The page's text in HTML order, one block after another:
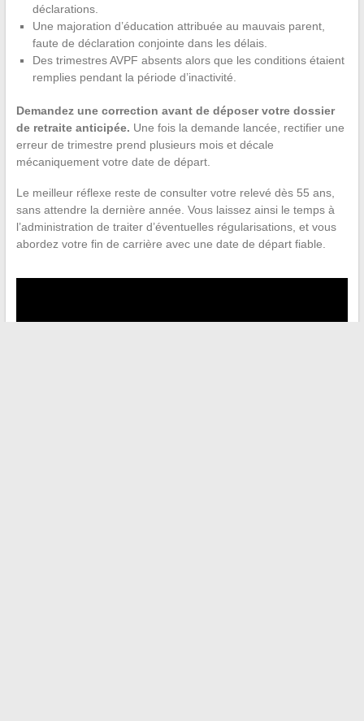
déclarations.
Une majoration d’éducation attribuée au mauvais parent,
faute de déclaration conjointe dans les délais.
Des trimestres AVPF absents alors que les conditions étaient
remplies pendant la période d’inactivité.
Demandez une correction avant de déposer votre dossier
de retraite anticipée. Une fois la demande lancée, rectifier une
erreur de trimestre prend plusieurs mois et décale
mécaniquement votre date de départ.
Le meilleur réflexe reste de consulter votre relevé dès 55 ans,
sans attendre la dernière année. Vous laissez ainsi le temps à
l’administration de traiter d’éventuelles régularisations, et vous
abordez votre fin de carrière avec une date de départ fiable.